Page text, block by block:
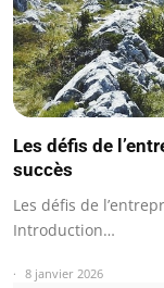
Les défis de
succès
Les défis de
Introduction…
8 janvier 2026